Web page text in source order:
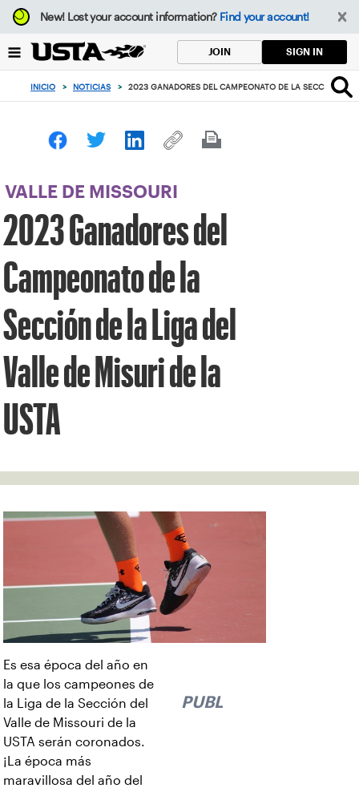
Enfoque
desde
botón
volver
principio
New!Lost your account information? Find your account!
JOIN SIGN IN
INICIO > NOTICIAS > 2023 GANADORES DEL CAMPEONATO DE LA SECCIÓN DE
VALLE DE MISSOURI
2023 Ganadores del
Campeonato de la
Sección de la Liga del
Valle de Misuri de la
USTA
Es esa época del año en
la que los campeones de
la Liga de la Sección del
Valle de Missouri de la
USTA serán coronados.
¡La época más
maravillosa del año del
PUBLICIDAD